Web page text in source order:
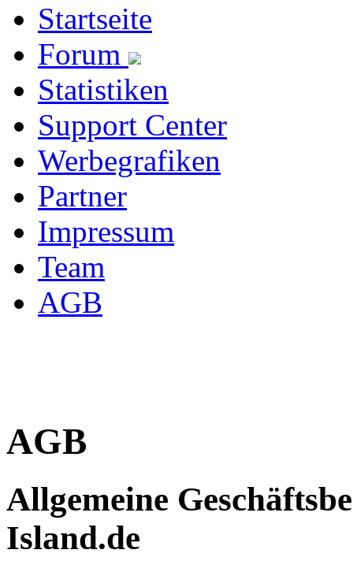
Startseite
Forum
Statistiken
Support Center
Werbegrafiken
Partner
Impressum
Team
AGB
AGB
Allgemeine
Island.de